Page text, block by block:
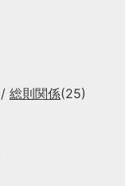
総則関係(25)